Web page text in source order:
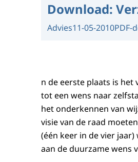
Download:
Advies11-05-2010PDF-
n de eerste plaats is
tot een wens naar
het onderkennen van
visie van de raad
(één keer in de vier
aan de duurzame wens